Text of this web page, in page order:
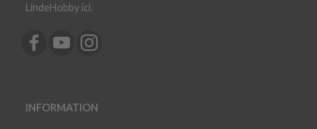
LindeHobby ici.
INFORMATION